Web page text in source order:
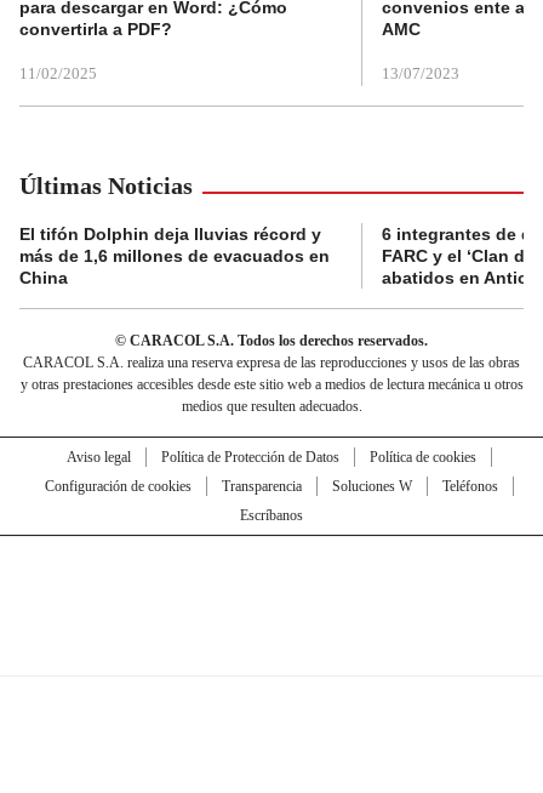
para descargar en Word: ¿Cómo
convertirla a PDF?
11/02/2025
convenios ente
AMC
13/07/2023
Últimas Noticias
El tifón Dolphin deja lluvias récord y
más de 1,6 millones de evacuados en
China
6 integrantes de
FARC y el ‘Clan
abatidos en
© CARACOL S.A. Todos los derechos reservados.
CARACOL S.A. realiza una reserva expresa de las reproducciones y usos de las obras
y otras prestaciones accesibles desde este sitio web a medios de lectura mecánica u otros
medios que resulten adecuados.
Aviso legal Política de Protección de Datos
Política de cookies
Configuración de cookies
Transparencia Soluciones W
Teléfonos
Escríbanos